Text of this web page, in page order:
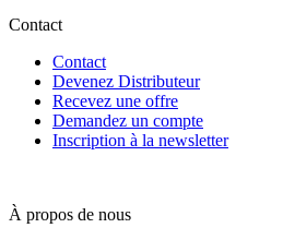
Contact
Contact
Devenez Distributeur
Recevez une offre
Demandez un compte
Inscription à la newsletter
À propos de nous